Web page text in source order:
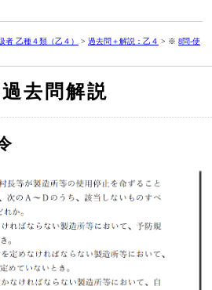
者 乙種４類（乙４） > 過去問＋解説：乙４ > ※ 8問‐使
去問解説